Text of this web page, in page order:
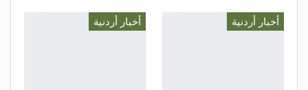
أخبار أردنية أخبار أردنية